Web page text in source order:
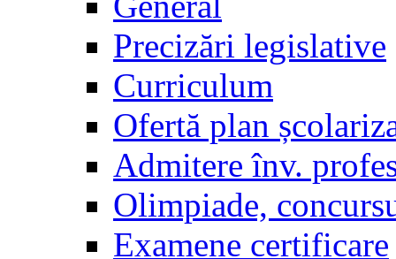
Precizări legislative
Curriculum
Ofertă plan
Admitere înv.
Olimpiade,
Examene certificare